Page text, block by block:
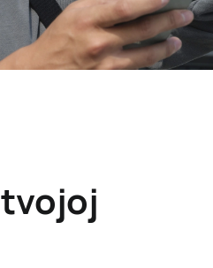
tvojoj